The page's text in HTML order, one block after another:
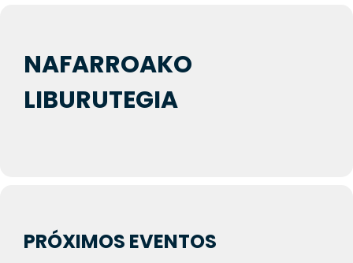
NAFARROAKO
LIBURUTEGIA
PRÓXIMOS EVENTOS